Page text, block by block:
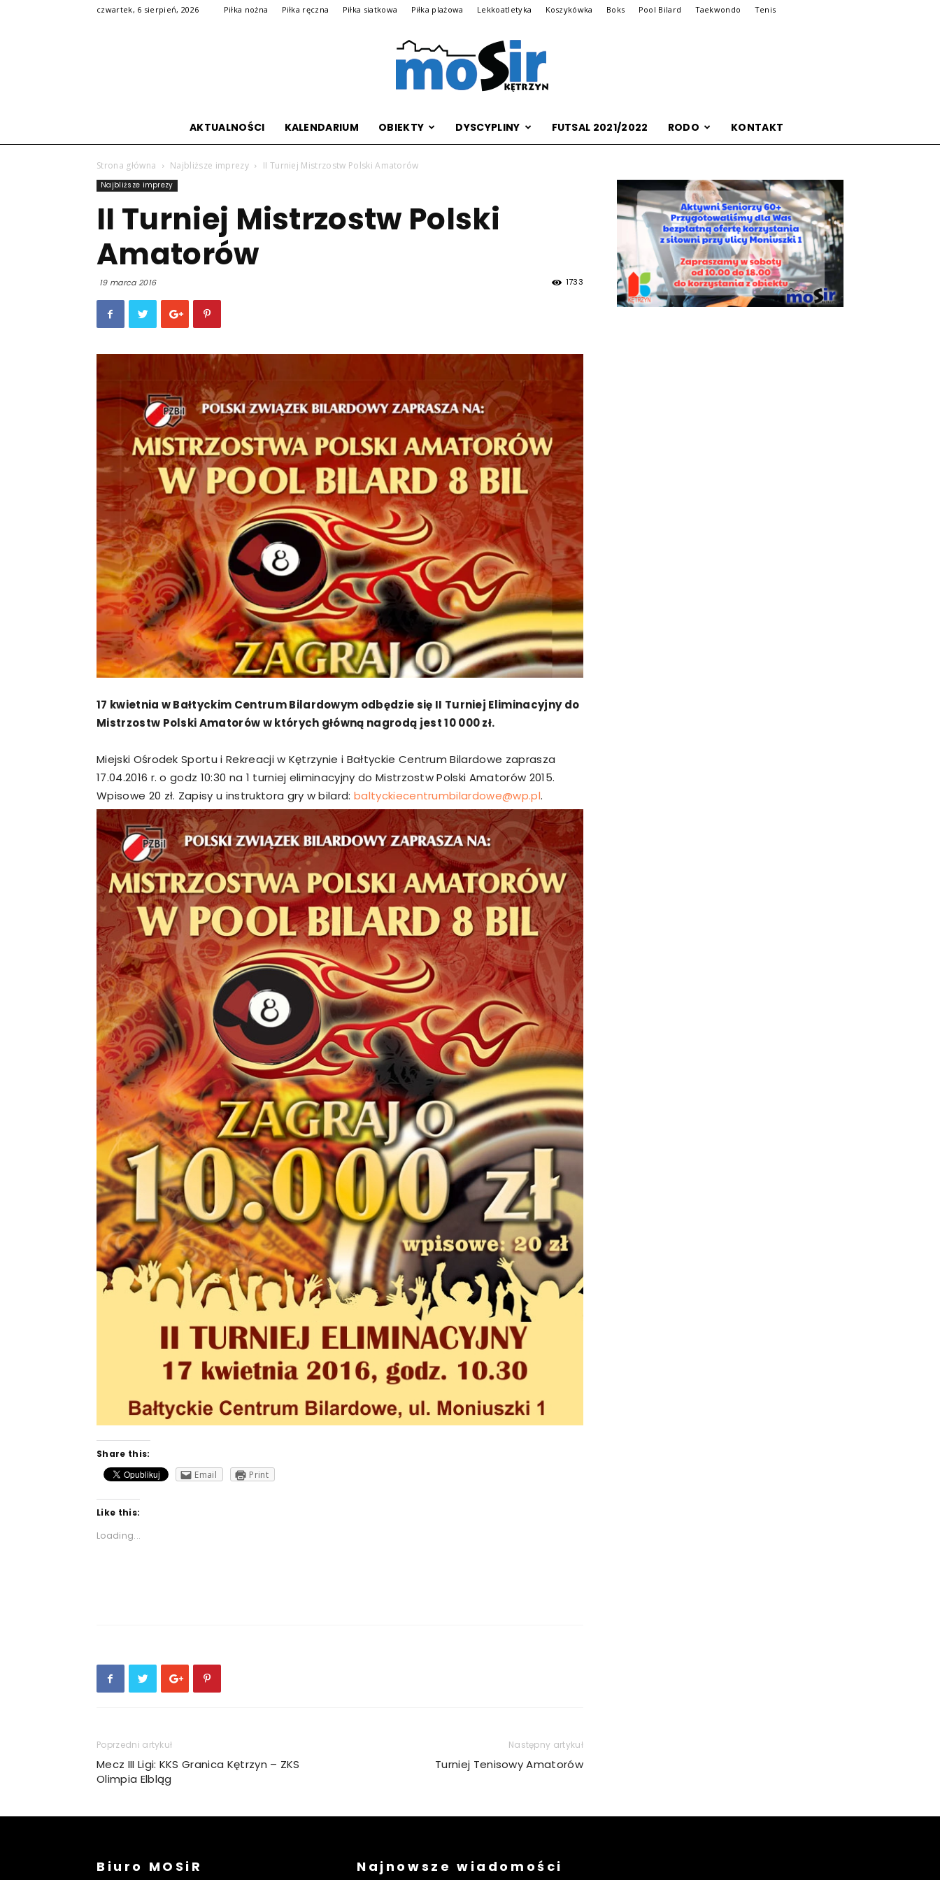
czwartek, 6 sierpień, 2026 Piłka nożna Piłka ręczna Piłka siatkowa Piłka plażowa Lekkoatletyka Koszykówka Boks Pool Bilard Taekwondo Tenis
Archiwalna
wersja
MOSiR
Kętrzyn
AKTUALNOŚCI KALENDARIUM OBIEKTY DYSCYPLINY FUTSAL 2021/2022 RODO KONTAKT
Strona główna Najbliższe imprezy II Turniej Mistrzostw Polski Amatorów
Najbliższe imprezy
II Turniej Mistrzostw Polski
Amatorów
19 marca 2016 1733
17 kwietnia w Bałtyckim Centrum Bilardowym odbędzie się II Turniej Eliminacyjny do
Mistrzostw Polski Amatorów w których główną nagrodą jest 10 000 zł.
Miejski Ośrodek Sportu i Rekreacji w Kętrzynie i Bałtyckie Centrum Bilardowe zaprasza
17.04.2016 r. o godz 10:30 na 1 turniej eliminacyjny do Mistrzostw Polski Amatorów 2015.
Wpisowe 20 zł. Zapisy u instruktora gry w bilard:baltyckiecentrumbilardowe@wp.pl.
Share this:
Email
Print
Like this:
Loading...
Poprzedni artykuł
Mecz III Ligi: KKS Granica Kętrzyn – ZKS
Olimpia Elbląg
Następny artykuł
Turniej Tenisowy Amatorów
Biuro MOSiR Najnowsze wiadomości